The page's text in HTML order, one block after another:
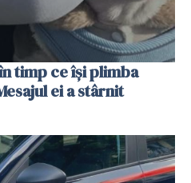
timp ce își plimba
ei a stârnit